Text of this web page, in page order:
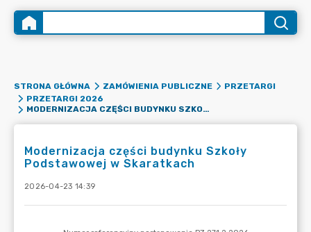
STRONA GŁÓWNA ZAMÓWIENIA PUBLICZNE
PRZETARGI
PRZETARGI 2026
MODERNIZACJA CZĘŚCI BUDYNKU SZKOŁY PODSTAWOWEJ W SKARATKACH
Modernizacja części budynku Szkoły
Podstawowej w Skaratkach
2026-04-23 14:39